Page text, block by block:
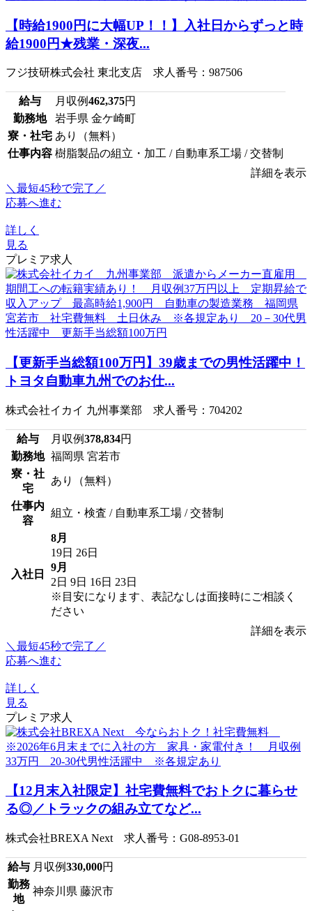
【時給1900円に大幅UP！！】入社日からずっと時
給1900円★残業・深夜...
フジ技研株式会社 東北支店 求人番号：987506
給与 月収例462,375円
勤務地
岩手県 金ケ崎町
寮・社宅 あり（無料）
仕事内容 樹脂製品の組立・加工 / 自動車系工場 / 交替制
詳細を表示
＼最短45秒で完了／
応募へ進む
詳しく
見る
プレミア求人
【更新手当総額100万円】39歳までの男性活躍中！
トヨタ自動車九州でのお仕...
株式会社イカイ 九州事業部 求人番号：704202
給与 月収例378,834円
勤務地 福岡県 宮若市
寮・社
宅
あり（無料）
仕事内
容
組立・検査 / 自動車系工場 / 交替制
入社日
8月
19日 26日
9月
2日 9日 16日 23日
※目安になります、表記なしは面接時にご相談く
ださい
詳細を表示
＼最短45秒で完了／
応募へ進む
詳しく
見る
プレミア求人
【12月末入社限定】社宅費無料でおトクに暮らせ
る◎／トラックの組み立てなど...
株式会社BREXA Next 求人番号：G08-8953-01
給与 月収例330,000円
勤務
地
神奈川県 藤沢市